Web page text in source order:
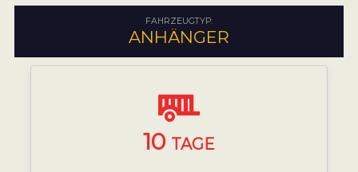
FAHRZEUGTYP:
ANHÄNGER
10 TAGE